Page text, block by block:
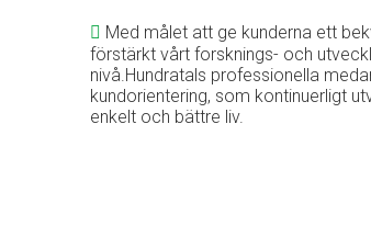
 Med målet att ge kunderna ett
förstärkt vårt forsknings- och
nivå.Hundratals professionella
kundorientering, som kontinuerligt
enkelt och bättre liv.